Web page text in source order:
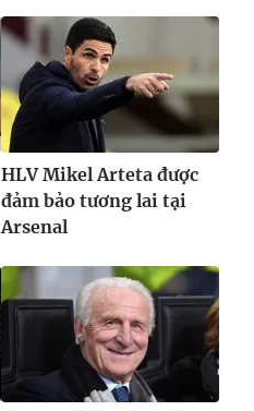
HLV Mikel Arteta được
đảm bảo tương lai tại
Arsenal